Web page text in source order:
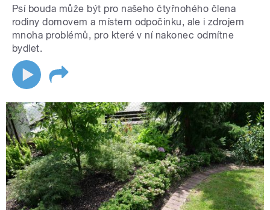
Psí bouda může být pro našeho čtyřnohého člena
rodiny domovem a místem odpočinku, ale i zdrojem
mnoha problémů, pro které v ní nakonec odmítne
bydlet.